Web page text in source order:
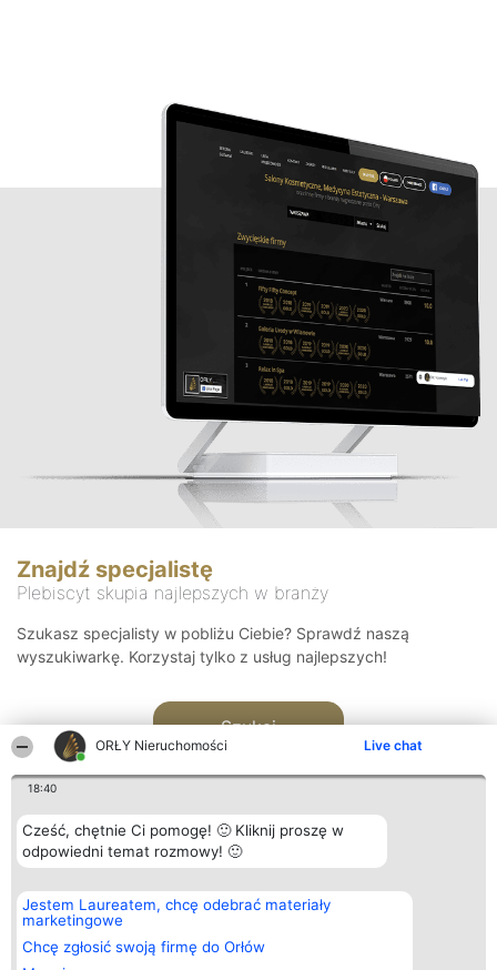
ORŁY Nieruchomości Live chat
18:40
Cześć, chętnie Ci pomogę! 🙂 Kliknij proszę w
odpowiedni temat rozmowy! 🙂
Jestem Laureatem, chcę odebrać materiały
marketingowe
Chcę zgłosić swoją firmę do Orłów
Znajdź specjalistę
Plebiscyt skupia najlepszych w branży
Szukasz specjalisty w pobliżu Ciebie? Sprawdź naszą
wyszukiwarkę. Korzystaj tylko z usług najlepszych!
Szukaj
Organizator plebiscytu
Bright Side Solutions sp. z o.
o. sp. k.
ul. Ruska 22
Wrocław 50-079
Plebiscyt
Laureaci
wszystkich
Laureatów
Kontakt
Kontakt